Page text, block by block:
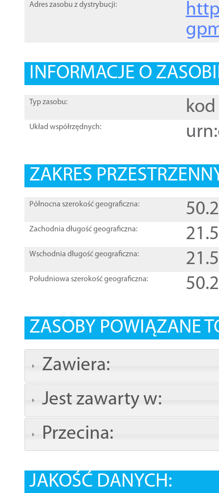
Adres zasobu z dystrybucji:
INFORMACJE O
Typ zasobu: kod
Układ współrzędnych:
ZAKRES
Północna szerokość geograficzna:
Zachodnia długość geograficzna:
Wschodnia długość geograficzna:
Południowa szerokość geograficzna:
ZASOBY POWIĄZANE
Zawiera:
Jest zawarty w:
Przecina:
JAKOŚĆ DANYCH: